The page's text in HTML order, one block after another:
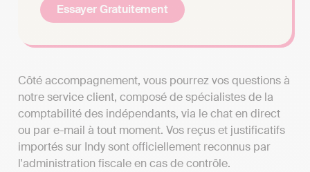
Essayer Gratuitement
Côté accompagnement, vous pourrez vos questions à
notre service client, composé de spécialistes de la
comptabilité des indépendants, via le chat en direct
ou par e-mail à tout moment. Vos reçus et justificatifs
importés sur Indy sont officiellement reconnus par
l'administration fiscale en cas de contrôle.